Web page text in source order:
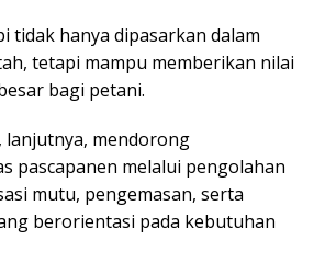
tidak hanya dipasarkan dalam
tetapi mampu memberikan nilai
bagi petani.
lanjutnya, mendorong
pascapanen melalui pengolahan
mutu, pengemasan, serta
berorientasi pada kebutuhan